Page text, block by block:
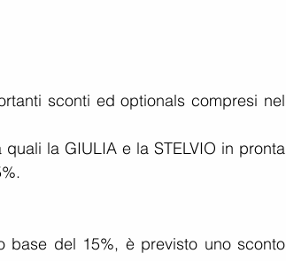
sconti ed optionals compresi nel
la GIULIA e la STELVIO in pronta
base del 15%, è previsto uno sconto